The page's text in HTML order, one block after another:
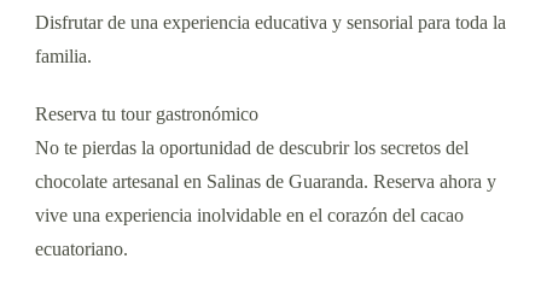
Disfrutar de una experiencia educativa y sensorial para toda la
familia.
Reserva tu tour gastronómico
No te pierdas la oportunidad de descubrir los secretos del
chocolate artesanal en Salinas de Guaranda. Reserva ahora y
vive una experiencia inolvidable en el corazón del cacao
ecuatoriano.